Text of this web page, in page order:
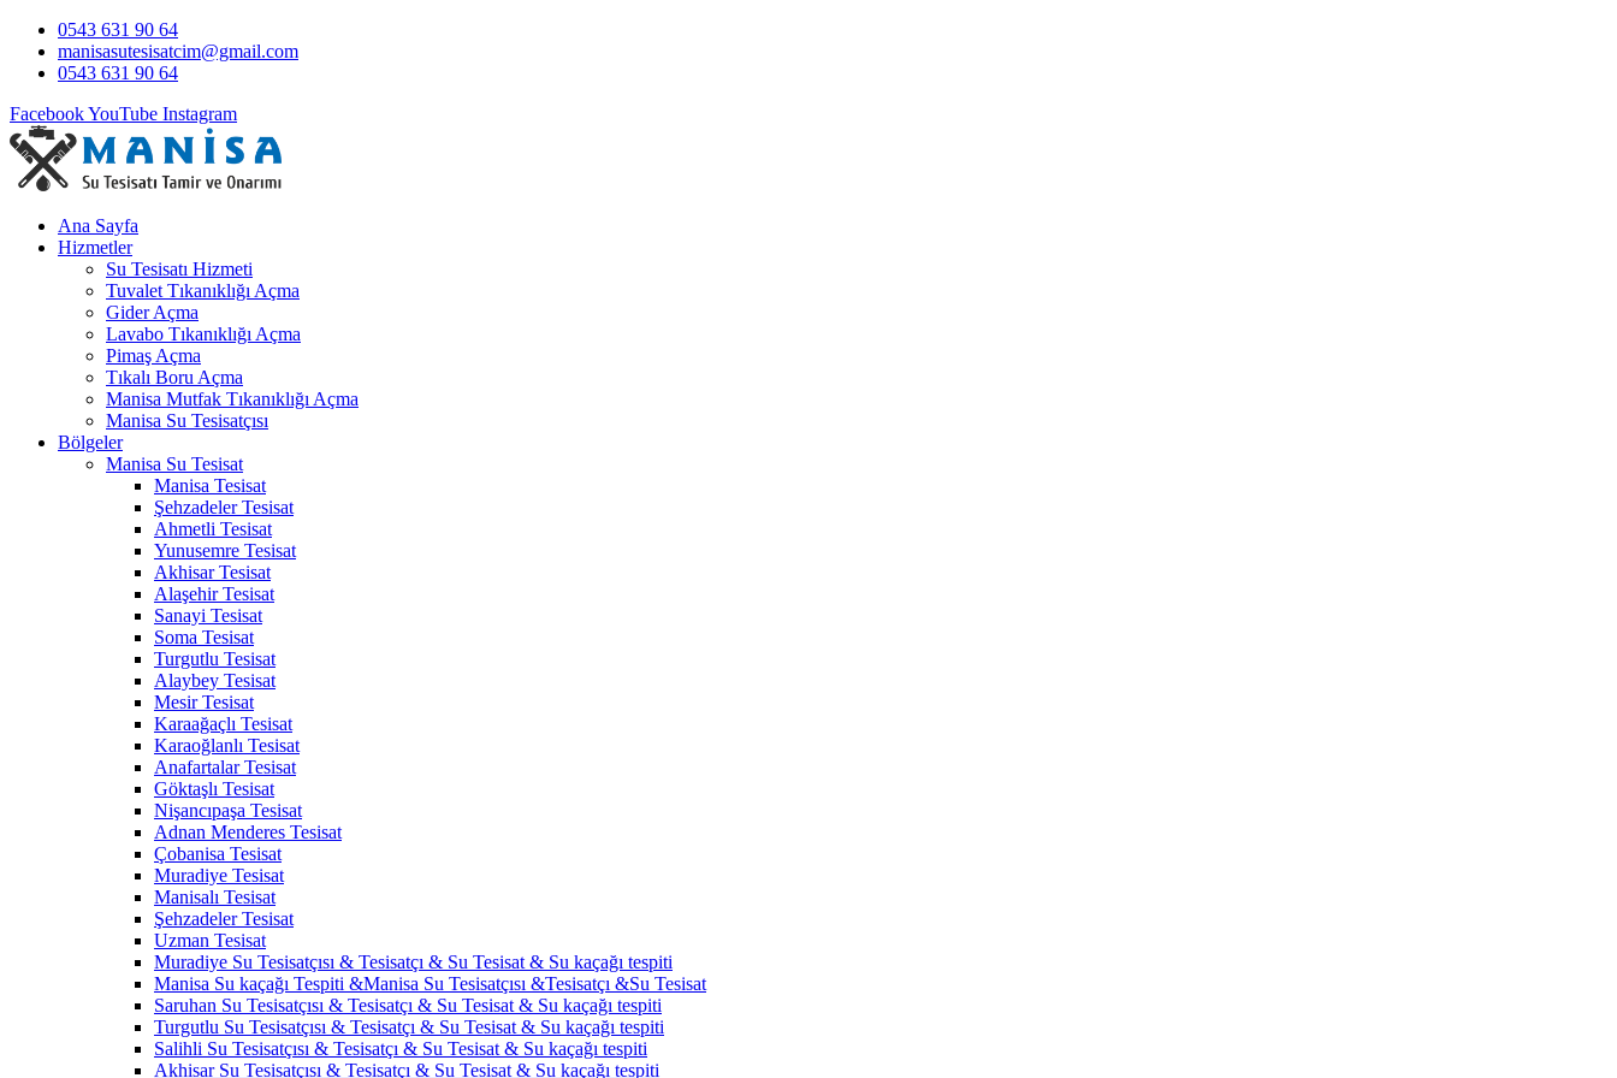
0543 631 90 64
manisasutesisatcim@gmail.com
0543 631 90 64
FacebookYouTube Instagram
Ana Sayfa
Hizmetler
Su Tesisatı Hizmeti
Tuvalet Tıkanıklığı Açma
Gider Açma
Lavabo Tıkanıklığı Açma
Pimaş Açma
Tıkalı Boru Açma
Manisa Mutfak Tıkanıklığı Açma
Manisa Su Tesisatçısı
Bölgeler
Manisa Su Tesisat
Manisa Tesisat
Şehzadeler Tesisat
Ahmetli Tesisat
Yunusemre Tesisat
Akhisar Tesisat
Alaşehir Tesisat
Sanayi Tesisat
Soma Tesisat
Turgutlu Tesisat
Alaybey Tesisat
Mesir Tesisat
Karaağaçlı Tesisat
Karaoğlanlı Tesisat
Anafartalar Tesisat
Göktaşlı Tesisat
Nişancıpaşa Tesisat
Adnan Menderes Tesisat
Çobanisa Tesisat
Muradiye Tesisat
Manisalı Tesisat
Şehzadeler Tesisat
Uzman Tesisat
Muradiye Su Tesisatçısı & Tesisatçı & Su Tesisat & Su kaçağı tespiti
Manisa Su kaçağı Tespiti &Manisa Su Tesisatçısı &Tesisatçı &Su Tesisat
Saruhan Su Tesisatçısı & Tesisatçı & Su Tesisat & Su kaçağı tespiti
Turgutlu Su Tesisatçısı & Tesisatçı & Su Tesisat & Su kaçağı tespiti
Salihli Su Tesisatçısı & Tesisatçı & Su Tesisat & Su kaçağı tespiti
Akhisar Su Tesisatçısı & Tesisatçı & Su Tesisat & Su kaçağı tespiti